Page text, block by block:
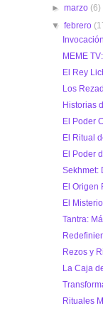
►marzo (6)
▼febrero
MEME
El Rey
Los
Historias
El Poder
El Ritual
El Poder
Sekhmet:
El Origen
El
Tantra:
Rezos y
La Caja
Rituales